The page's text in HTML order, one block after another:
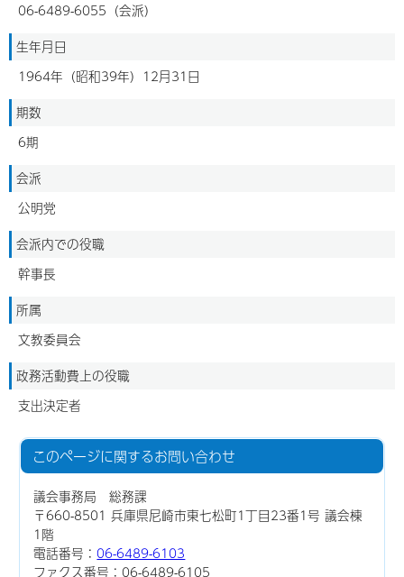
06-6489-6055（会派）
生年月日
1964年（昭和39年）12月31日
期数
6期
会派
公明党
会派内での役職
幹事長
所属
文教委員会
政務活動費上の役職
支出決定者
このページに関するお問い合わせ
議会事務局 総務課
〒660-8501 兵庫県尼崎市東七松町1丁目23番1号 議会棟
1階
電話番号：06-6489-6103
ファクス番号：06-6489-6105